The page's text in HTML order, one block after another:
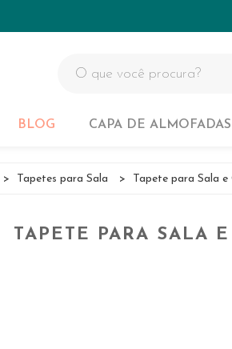
BLOG CAPA DE ALMOFADAS
> Tapetes para Sala > Tapete para Sala
TAPETE PARA SALA